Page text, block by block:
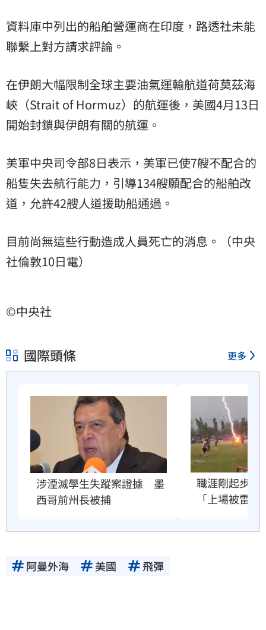
資料庫中列出的船舶營運商在印度，路透社未能
聯繫上對方請求評論。
在伊朗大幅限制全球主要油氣運輸航道荷莫茲海
峽（Strait of Hormuz）的航運後，美國4月13日
開始封鎖與伊朗有關的航運。
美軍中央司令部8日表示，美軍已使7艘不配合的
船隻失去航行能力，引導134艘願配合的船舶改
道，允許42艘人道援助船通過。
目前尚無這些行動造成人員死亡的消息。（中央
社倫敦10日電）
©中央社
國際頭條 更多
涉湮滅學生失蹤案證據　墨
西哥前州長被捕
職涯剛起步　
「上場被雷劈
阿曼外海 美國 飛彈